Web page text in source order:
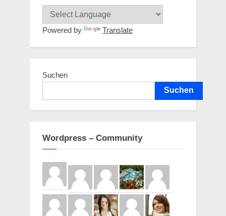
Powered by Translate
Suchen
Suchen
Wordpress – Community